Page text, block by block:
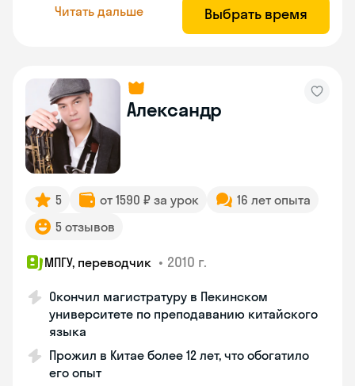
Читать дальше Выбрать время
Александр
5 от 1590 ₽ за урок
16 лет опыта
5 отзывов
МПГУ, переводчик • 2010 г.
Окончил магистратуру в Пекинском
университете по преподаванию китайского
языка
Прожил в Китае более 12 лет, что обогатило
его опыт